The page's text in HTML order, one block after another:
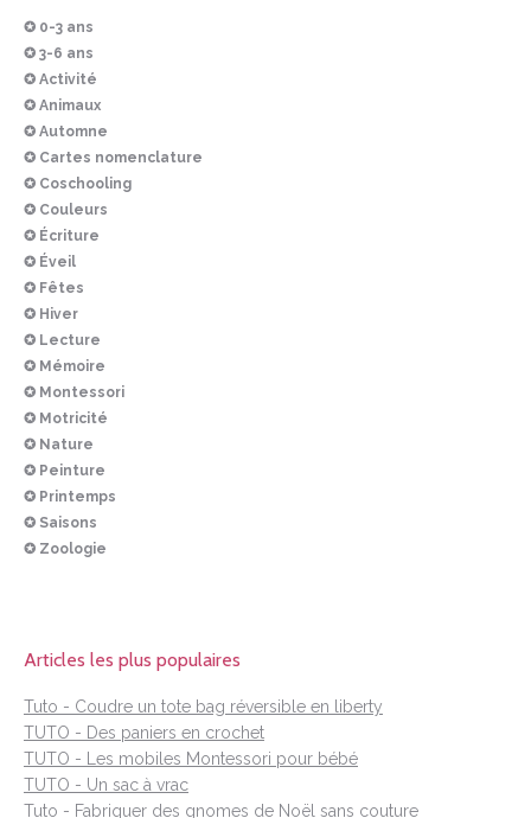
✪ 0-3 ans
✪ 3-6 ans
✪ Activité
✪ Animaux
✪ Automne
✪ Cartes nomenclature
✪ Coschooling
✪ Couleurs
✪ Écriture
✪ Éveil
✪ Fêtes
✪ Hiver
✪ Lecture
✪ Mémoire
✪ Montessori
✪ Motricité
✪ Nature
✪ Peinture
✪ Printemps
✪ Saisons
✪ Zoologie
Articles les plus populaires
Tuto - Coudre un tote bag réversible en liberty
TUTO - Des paniers en crochet
TUTO - Les mobiles Montessori pour bébé
TUTO - Un sac à vrac
Tuto - Fabriquer des gnomes de Noël sans couture